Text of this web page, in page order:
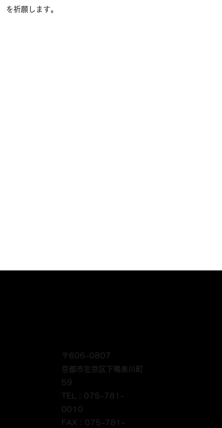
を祈願します。
〒606-0807
京都市左京区下鴨泉川町
59
TEL：075-781-
0010
FAX：075-781-